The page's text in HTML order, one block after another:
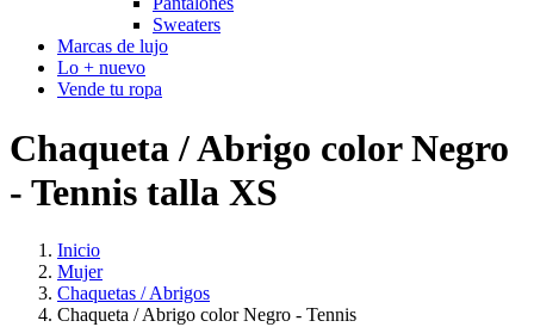
Sweaters
Marcas de lujo
Lo + nuevo
Vende tu ropa
Chaqueta / Abrigo color Negro
- Tennis talla XS
Inicio
Mujer
Chaquetas / Abrigos
Chaqueta / Abrigo color Negro - Tennis